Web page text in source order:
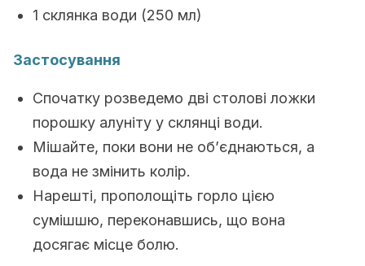
1 склянка води (250 мл)
Застосування
Спочатку розведемо дві столові ложки
порошку алуніту у склянці води.
Мішайте, поки вони не об’єднаються, а
вода не змінить колір.
Нарешті, прополощіть горло цією
сумішшю, переконавшись, що вона
досягає місце болю.